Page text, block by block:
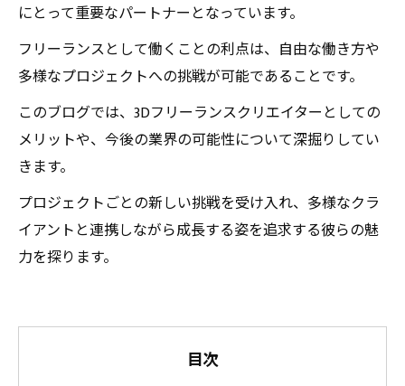
にとって重要なパートナーとなっています。
フリーランスとして働くことの利点は、自由な働き方や
多様なプロジェクトへの挑戦が可能であることです。
このブログでは、3Dフリーランスクリエイターとしての
メリットや、今後の業界の可能性について深掘りしてい
きます。
プロジェクトごとの新しい挑戦を受け入れ、多様なクラ
イアントと連携しながら成長する姿を追求する彼らの魅
力を探ります。
目次